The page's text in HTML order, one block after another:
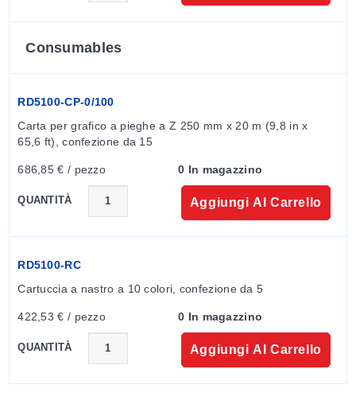
Consumables
RD5100-CP-0/100
Carta per grafico a pieghe a Z 250 mm x 20 m (9,8 in x
65,6 ft), confezione da 15
686,85 € / pezzo 0 In magazzino
QUANTITÀ Aggiungi Al Carrello
RD5100-RC
Cartuccia a nastro a 10 colori, confezione da 5
422,53 € / pezzo 0 In magazzino
QUANTITÀ Aggiungi Al Carrello